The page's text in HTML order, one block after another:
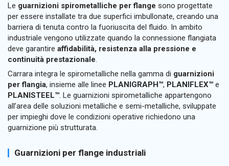
Le guarnizioni spirometalliche per flange sono progettate
per essere installate tra due superfici imbullonate, creando una
barriera di tenuta contro la fuoriuscita del fluido. In ambito
industriale vengono utilizzate quando la connessione flangiata
deve garantire affidabilità, resistenza alla pressione e
continuità prestazionale.
Carrara integra le spirometalliche nella gamma di guarnizioni
per flangia, insieme alle linee PLANIGRAPH™, PLANIFLEX™ e
PLANISTEEL™. Le guarnizioni spirometalliche appartengono
all’area delle soluzioni metalliche e semi-metalliche, sviluppate
per impieghi dove le condizioni operative richiedono una
guarnizione più strutturata.
Guarnizioni per flange industriali